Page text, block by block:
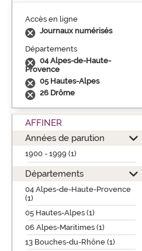
Accès en ligne
Journaux numérisés
Départements
04 Alpes-de-Haute-
Provence
05 Hautes-Alpes
26 Drôme
AFFINER
Années de parution
1900 - 1999 (1)
Départements
04 Alpes-de-Haute-Provence
(1)
05 Hautes-Alpes (1)
06 Alpes-Maritimes (1)
13 Bouches-du-Rhône (1)